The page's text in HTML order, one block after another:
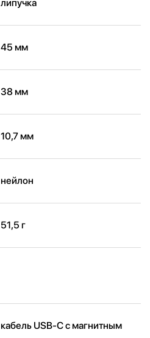
липучка
45 мм
38 мм
10,7 мм
нейлон
51,5 г
кабель USB‑C с магнитным